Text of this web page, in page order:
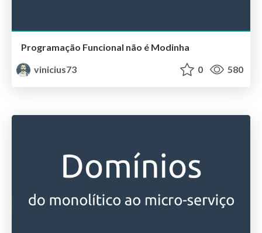
Programação Funcional não é Modinha
vinicius73
0 580